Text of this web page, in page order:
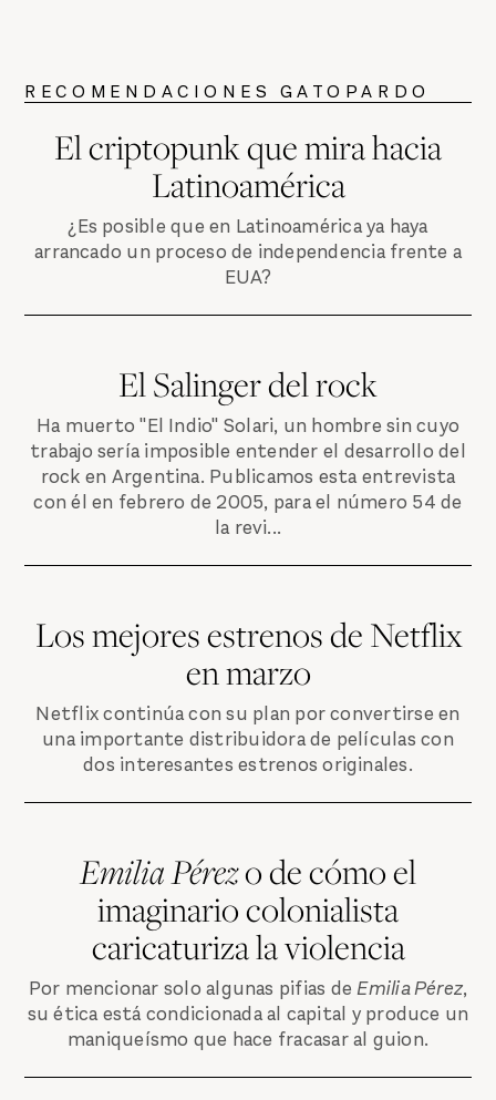
RECOMENDACIONES GATOPARDO
El criptopunk que mira hacia
Latinoamérica
¿Es posible que en Latinoamérica ya haya
EUA?
El Salinger del rock
Ha muerto "El Indio" Solari, un hombre sin cuyo
trabajo sería imposible entender el desarrollo del
rock en Argentina. Publicamos esta entrevista
la revi...
Los mejores estrenos de Netflix
en marzo
Netflix continúa con su plan por convertirse en
una importante distribuidora de películas con
dos interesantes estrenos originales.
Emilia Pérezo de cómo el
imaginario colonialista
caricaturiza la violencia
Por mencionar solo algunas pifias deEmilia Pérez
su ética está condicionada al capital y produce un
maniqueísmo que hace fracasar al guion.